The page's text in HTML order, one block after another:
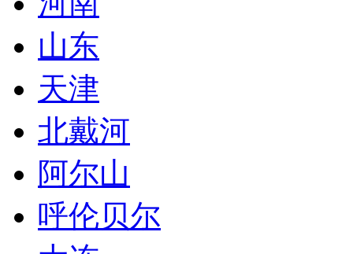
山东
天津
北戴河
阿尔山
呼伦贝尔